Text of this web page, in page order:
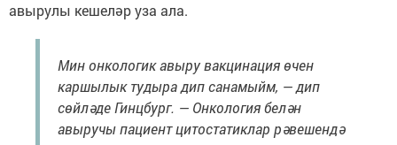
авырулы кешеләр уза ала.
Мин онкологик авыру вакцинация өчен
каршылык тудыра дип санамыйм, — дип
сөйләде Гинцбург. — Онкология белән
авыручы пациент цитостатиклар рәвешендә